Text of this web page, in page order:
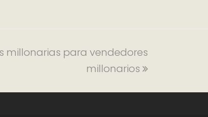
millonarias para vendedores
millonarios